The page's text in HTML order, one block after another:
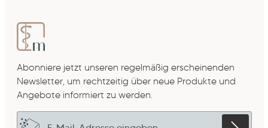
Abonniere jetzt unseren regelmäßig erscheinenden
Newsletter, um rechtzeitig über neue Produkte und
Angebote informiert zu werden.
E-Mail-Adresse*